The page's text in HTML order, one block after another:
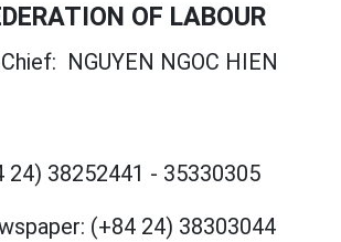
OF LABOUR
NGUYEN NGOC HIEN
24) 38252441 - 35330305
(+84 24) 38303044